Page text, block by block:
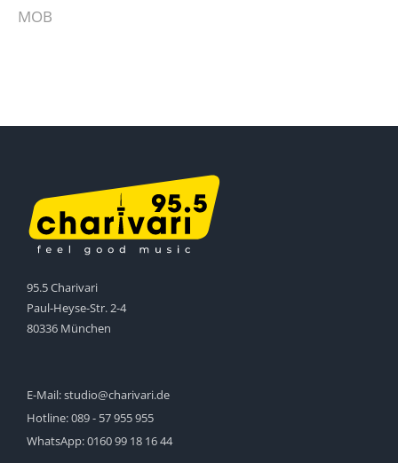
MOB
95.5 Charivari
Paul-Heyse-Str. 2-4
80336 München
E-Mail:studio@charivari.de
Hotline:089 - 57 955 955
WhatsApp:0160 99 18 16 44